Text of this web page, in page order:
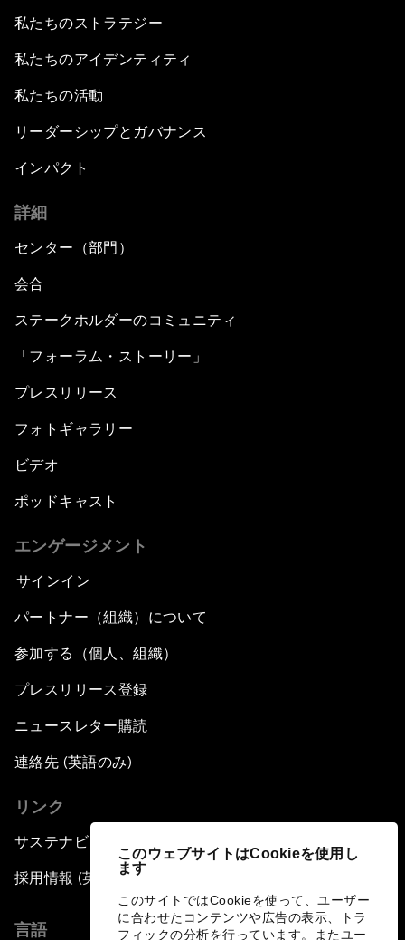
このウェブサイトはCookieを使用し
ます
このサイトではCookieを使って、ユーザー
に合わせたコンテンツや広告の表示、トラ
フィックの分析を行っています。またユー
私たちのストラテジー
私たちのアイデンティティ
私たちの活動
リーダーシップとガバナンス
インパクト
詳細
センター（部門）
会合
ステークホルダーのコミュニティ
「フォーラム・ストーリー」
プレスリリース
フォトギャラリー
ビデオ
ポッドキャスト
エンゲージメント
サインイン
パートナー（組織）について
参加する（個人、組織）
プレスリリース登録
ニュースレター購読
連絡先 (英語のみ)
リンク
サステナビリティへの取り組み
採用情報 (英語のみ)
言語